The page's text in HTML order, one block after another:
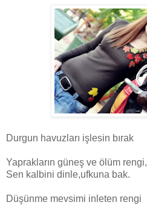
Durgun havuzları işlesin bırak
Yaprakların güneş ve ölüm rengi,
Sen kalbini dinle,ufkuna bak.
Düşünme mevsimi inleten rengi